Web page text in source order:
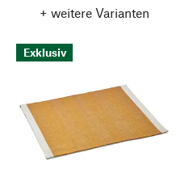
+ weitere Varianten
Exklusiv